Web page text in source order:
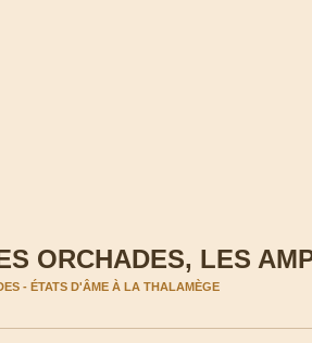
ORCHADES, LES
- ÉTATS D'ÂME À LA THALAMÈGE